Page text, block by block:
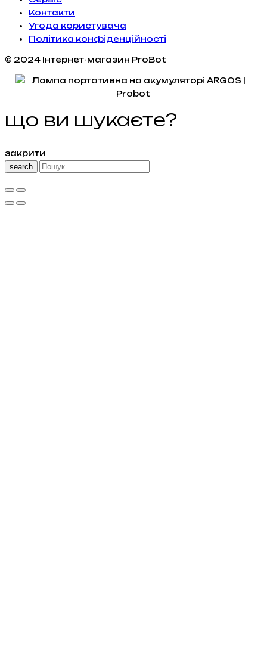
Контакти
Угода користувача
Політика конфіденційності
© 2024 Інтернет-магазин ProBot
що ви шукаєте?
закрити
search